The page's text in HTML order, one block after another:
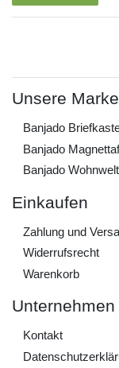
Unsere
Banjado
Banjado
Banjado
Einkaufen
Zahlung und
Widerrufs­recht
Warenkorb
Unternehmen
Kontakt